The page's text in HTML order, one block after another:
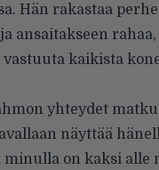
Hän rakastaa
ansaitakseen
kaikista
yhteydet
näyttää
on kaksi alle